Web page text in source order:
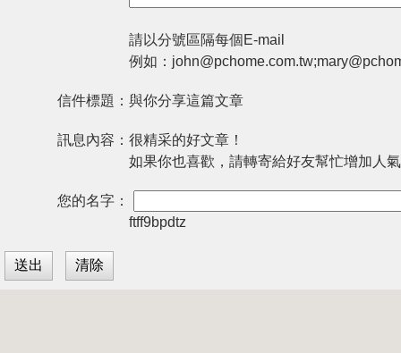
請以分號區隔每個E-mail
例如：
信件標題： 與你分享這篇文章
訊息內容： 很精采的好文章！
如果你也喜歡，請轉寄給好友幫忙增加人
您的名字：
ftff9bpdtz